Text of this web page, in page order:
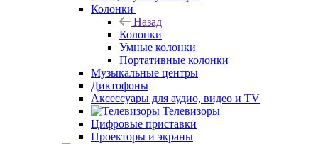
Колонки
Назад
Колонки
Умные колонки
Портативные колонки
Музыкальные центры
Диктофоны
Аксессуары для аудио, видео и TV
Телевизоры
Цифровые приставки
Проекторы и экраны